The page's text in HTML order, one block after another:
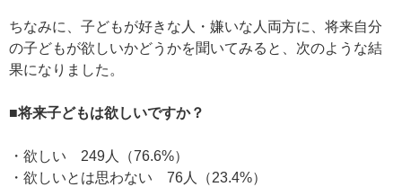
ちなみに、子どもが好きな人・嫌いな人両方に、将来自分
の子どもが欲しいかどうかを聞いてみると、次のような結
果になりました。
■将来子どもは欲しいですか？
・欲しい 249人（76.6%）
・欲しいとは思わない 76人（23.4%）